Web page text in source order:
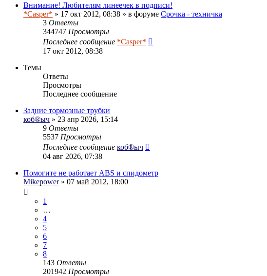
Внимание! Любителям линеечек в подписи!
*Casper* » 17 окт 2012, 08:38 » в форуме Срочка - техничка
3 Ответы
344747 Просмотры
Последнее сообщение *Casper*
17 окт 2012, 08:38
Темы
Ответы
Просмотры
Последнее сообщение
Задние тормозные трубки
коб®ыч » 23 апр 2026, 15:14
9 Ответы
5537 Просмотры
Последнее сообщение коб®ыч
04 авг 2026, 07:38
Помогите не работает ABS и спидометр
Mikepower» 07 май 2012, 18:00
1
…
4
5
6
7
8
143 Ответы
201942 Просмотры